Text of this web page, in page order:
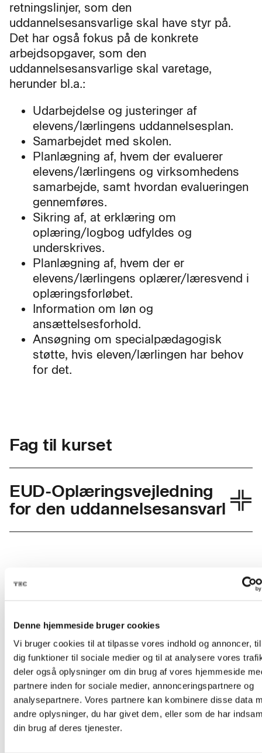
Denne hjemmeside bruger cookies
Vi bruger cookies til at tilpasse vores indhold og annoncer,
dig funktioner til sociale medier og til at analysere vores
deler også oplysninger om din brug af vores hjemmeside
partnere inden for sociale medier, annonceringspartnere og
analysepartnere. Vores partnere kan kombinere disse data
andre oplysninger, du har givet dem, eller som de har
din brug af deres tjenester.
retningslinjer, som den
uddannelsesansvarlige skal have styr på.
Det har også fokus på de konkrete
arbejdsopgaver, som den
uddannelsesansvarlige skal varetage,
herunder bl.a.:
Udarbejdelse og justeringer af
elevens/lærlingens uddannelsesplan.
Samarbejdet med skolen.
Planlægning af, hvem der evaluerer
elevens/lærlingens og virksomhedens
samarbejde, samt hvordan evalueringen
gennemføres.
Sikring af, at erklæring om
oplæring/logbog udfyldes og
underskrives.
Planlægning af, hvem der er
elevens/lærlingens oplærer/læresvend i
oplæringsforløbet.
Information om løn og
ansættelsesforhold.
Ansøgning om specialpædagogisk
støtte, hvis eleven/lærlingen har behov
for det.
Fag til kurset
EUD-Oplæringsvejledning
for den uddannelsesansvarl
Varighed
Indhold
Efter endt uddannelse:
• Kan deltageren planlægge og tilrettelægge
elevens/lærlingens uddannelsesforløb efter
gældende uddannelsesordning.
Kursus-
administration
EMAIL